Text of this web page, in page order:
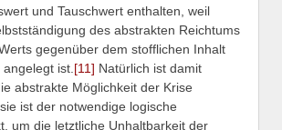
und Tauschwert enthalten, weil
des abstrakten Reichtums
gegenüber dem stofflichen Inhalt
ist. [11] Natürlich ist damit
abstrakte Möglichkeit der Krise
ist der notwendige logische
um die letztliche Unhaltbarkeit der